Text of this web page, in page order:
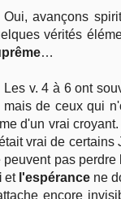
Oui, avançons
vérités
…
Les v. 4 à 6 ont
mais de ceux qui
d'un vrai
vrai de certains
peuvent pas
et l'espérance ne
encore